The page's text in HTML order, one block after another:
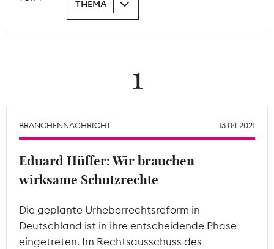
Theodor-Wolff-Preis
Mitgliederbereich
THEMA
1
BRANCHENNACHRICHT 13.04.2021
Eduard Hüffer: Wir brauchen
wirksame Schutzrechte
Die geplante Urheberrechtsreform in
Deutschland ist in ihre entscheidende Phase
eingetreten. Im Rechtsausschuss des